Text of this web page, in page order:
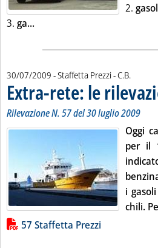
2.
3. ga...Leggi tutta la notizia:
30/07/2009 - Staffetta Prezzi -di:
C.B.
Extra-rete: le
Rilevazione N. 57 del 30 luglio 2009
Oggi
per il
i
chili.
Lista allegati PDF alla
57 Staffetta Prezzi